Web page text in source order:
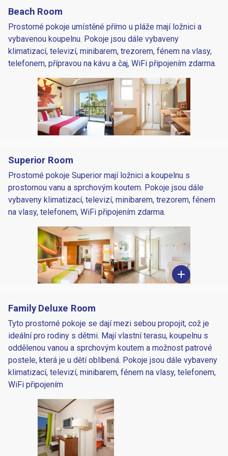
Beach Room
Prostorné pokoje umístěné přímo u pláže mají ložnici a
vybavenou koupelnu. Pokoje jsou dále vybaveny
klimatizací, televizí, minibarem, trezorem, fénem na vlasy,
telefonem, přípravou na kávu a čaj, WiFi připojením zdarma.
Superior Room
Prostorné pokoje Superior mají ložnici a koupelnu s
prostornou vanu a sprchovým koutem. Pokoje jsou dále
vybaveny klimatizací, televizí, minibarem, trezorem, fénem
na vlasy, telefonem, WiFi připojením zdarma.
add
Family Deluxe Room
Tyto prostorné pokoje se dají mezi sebou propojit, což je
ideální pro rodiny s dětmi. Mají vlastní terasu, koupelnu s
oddělenou vanou a sprchovým koutem a možnost patrové
postele, která je u dětí oblíbená. Pokoje jsou dále vybaveny
klimatizací, televizí, minibarem, fénem na vlasy, telefonem,
WiFi připojením